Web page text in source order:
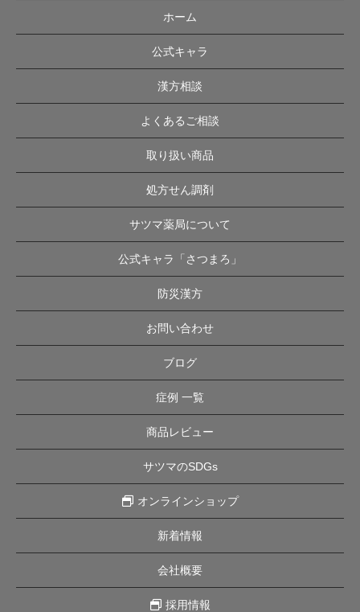
ホーム
公式キャラ
漢方相談
よくあるご相談
取り扱い商品
処方せん調剤
サツマ薬局について
公式キャラ「さつまろ」
防災漢方
お問い合わせ
ブログ
症例 一覧
商品レビュー
サツマのSDGs
オンラインショップ
新着情報
会社概要
採用情報